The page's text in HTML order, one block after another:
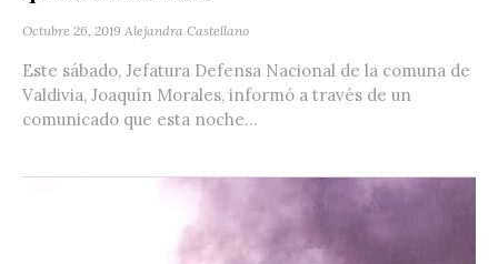
Octubre 26, 2019 Alejandra Castellano
Este sábado, Jefatura Defensa Nacional de la comuna de
Valdivia, Joaquín Morales, informó a través de un
comunicado que esta noche...